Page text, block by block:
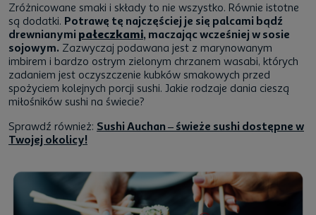
Zróżnicowane smaki i składy to nie wszystko. Równie istotne
są dodatki. Potrawę tę najczęściej je się palcami bądź
drewnianymi pałeczkami, maczając wcześniej w sosie
sojowym. Zazwyczaj podawana jest z marynowanym
imbirem i bardzo ostrym zielonym chrzanem wasabi, których
zadaniem jest oczyszczenie kubków smakowych przed
spożyciem kolejnych porcji sushi. Jakie rodzaje dania cieszą
miłośników sushi na świecie?
Sprawdź również: Sushi Auchan – świeże sushi dostępne w
Twojej okolicy!